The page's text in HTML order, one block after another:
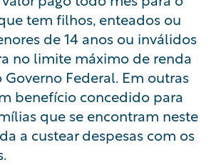
tem filhos, enteados ou
de 14 anos ou inválidos
no limite máximo de renda
Federal. Em outras
benefício concedido para
que se encontram neste
a custear despesas com os